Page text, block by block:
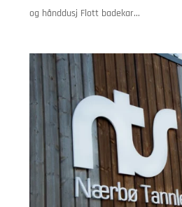
og hånddusj Flott badekar...